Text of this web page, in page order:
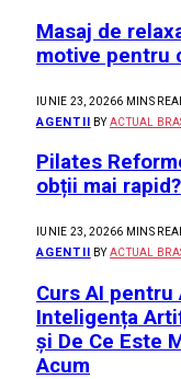
Masaj de
motive pentru
IUNIE 23, 20266 MINS
AGENTII BY ACTUAL
Pilates
obții mai rapid?
IUNIE 23, 20266 MINS
AGENTII BY ACTUAL
Curs AI
Inteligența
și De Ce Este
Acum